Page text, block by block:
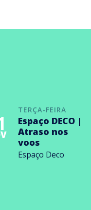
TERÇA-FEIRA
Espaço DECO |
Atraso nos
voos
Espaço Deco